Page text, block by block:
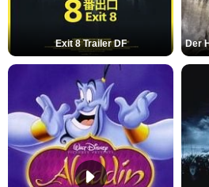
Exit 8 Trailer DF